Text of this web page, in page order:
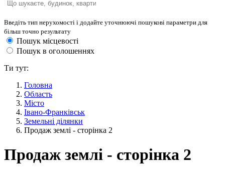
Введіть тип нерухомості і додайте уточнюючі пошукові параметри для
більш точно результату
Пошук місцевості
Пошук в оголошеннях
Ти тут:
Головна
Область
Місто
Івано-Франківськ
Земельні ділянки
Продаж землі - сторінка 2
Продаж землі - сторінка 2